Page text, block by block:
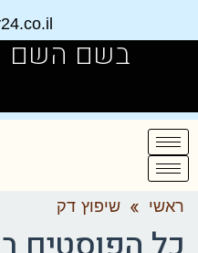
בשם השם
ראשי » שיפוץ דק